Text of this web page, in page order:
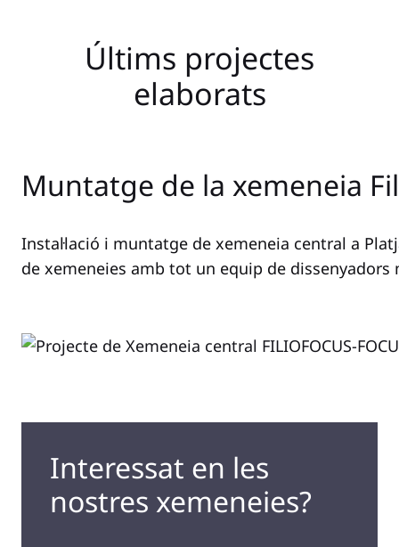
Últims projectes
elaborats
Muntatge de la xemeneia
Instal·lació i muntatge de xemeneia central a
de xemeneies amb tot un equip de dissenyadors
Interessat en les
nostres xemeneies?